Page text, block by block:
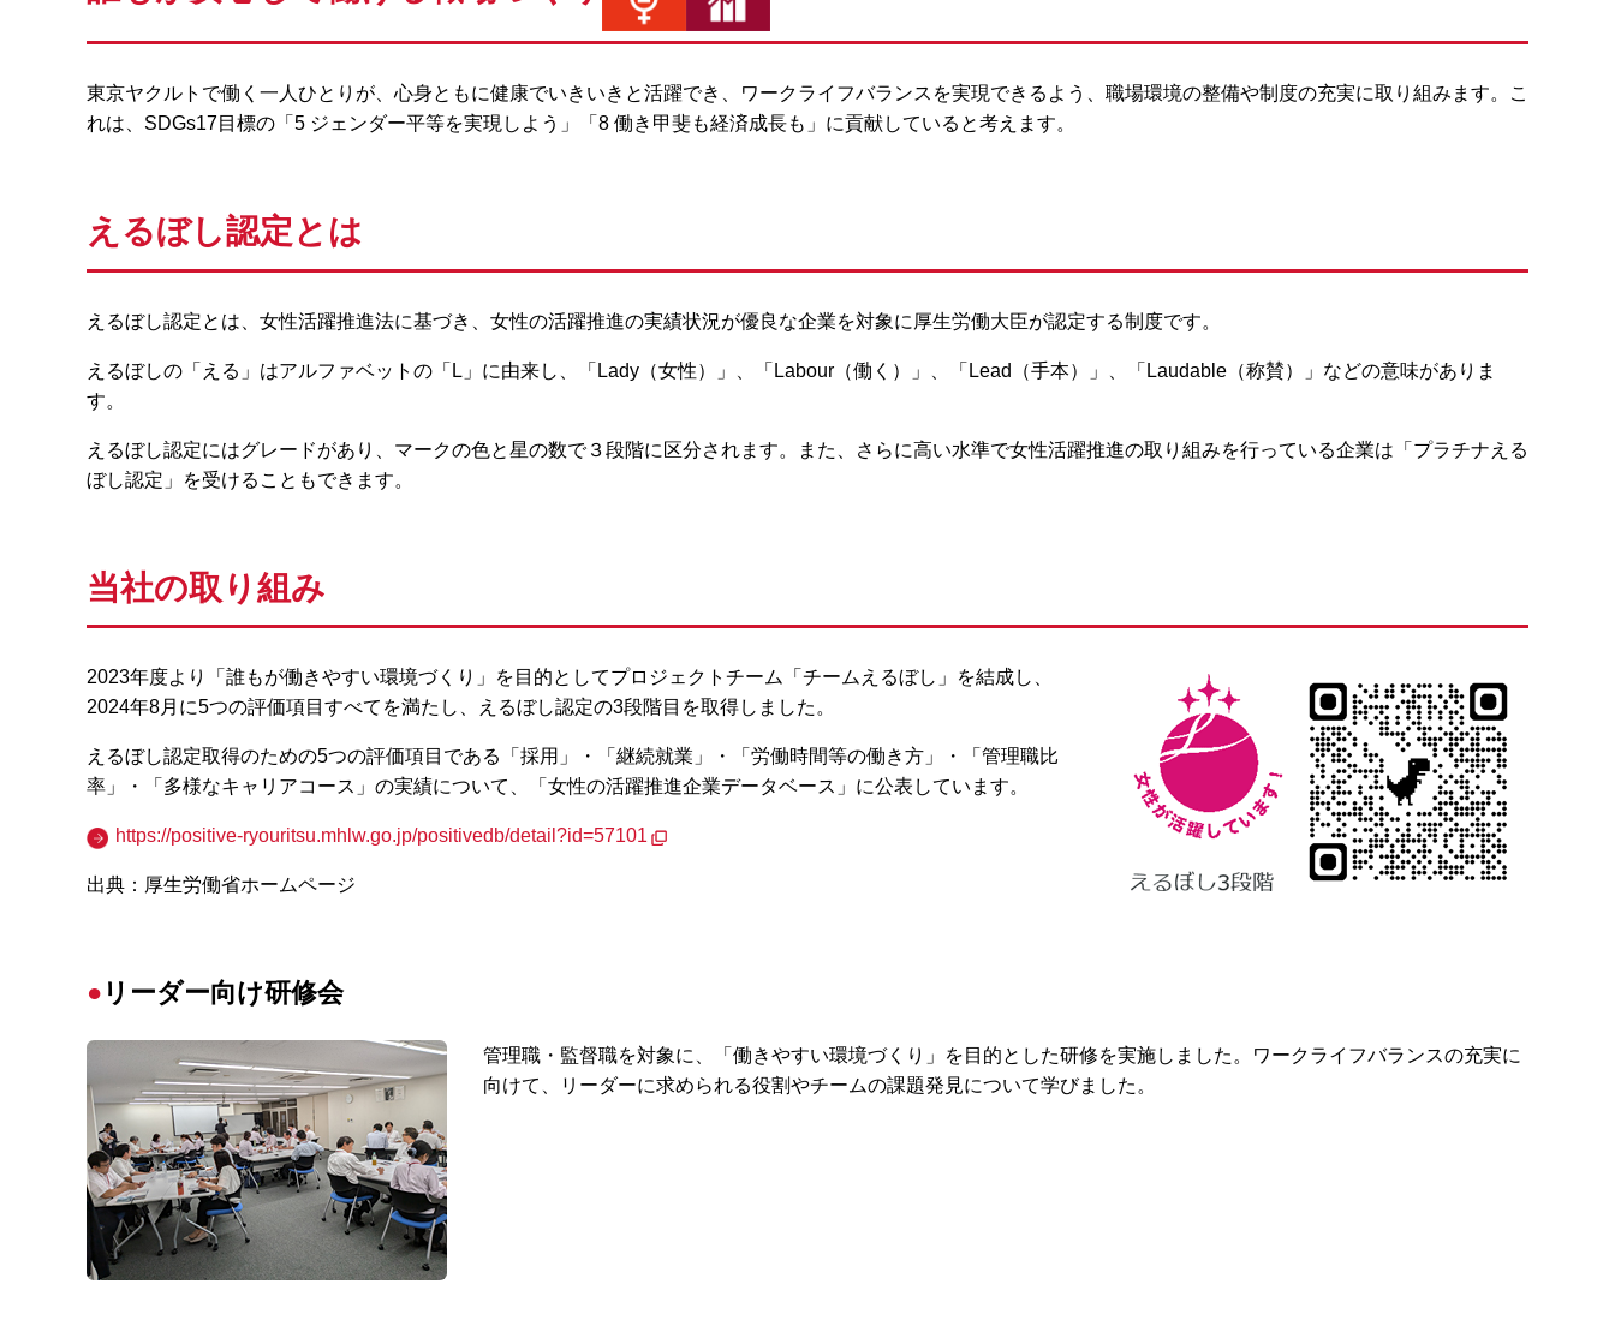
東京ヤクルトで働く一人ひとりが、心身ともに健康でいきいきと活躍でき、ワークライフバランスを実現できるよう、職場環境の整備や制度の充実に取り組みます。こ
れは、SDGs17目標の「5 ジェンダー平等を実現しよう」「8 働き甲斐も経済成長も」に貢献していると考えます。
えるぼし認定とは
えるぼし認定とは、女性活躍推進法に基づき、女性の活躍推進の実績状況が優良な企業を対象に厚生労働大臣が認定する制度です。
えるぼしの「える」はアルファベットの「L」に由来し、「Lady（女性）」、「Labour（働く）」、「Lead（手本）」、「Laudable（称賛）」などの意味がありま
す。
えるぼし認定にはグレードがあり、マークの色と星の数で３段階に区分されます。また、さらに高い水準で女性活躍推進の取り組みを行っている企業は「プラチナえる
ぼし認定」を受けることもできます。
当社の取り組み
2023年度より「誰もが働きやすい環境づくり」を目的としてプロジェクトチーム「チームえるぼし」を結成し、
2024年8月に5つの評価項目すべてを満たし、えるぼし認定の3段階目を取得しました。
えるぼし認定取得のための5つの評価項目である「採用」・「継続就業」・「労働時間等の働き方」・「管理職比
率」・「多様なキャリアコース」の実績について、「女性の活躍推進企業データベース」に公表しています。
https://positive-ryouritsu.mhlw.go.jp/positivedb/detail?id=57101
出典：厚生労働省ホームページ
リーダー向け研修会
管理職・監督職を対象に、「働きやすい環境づくり」を目的とした研修を実施しました。ワークライフバランスの充実に
向けて、リーダーに求められる役割やチームの課題発見について学びました。